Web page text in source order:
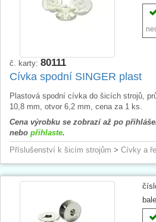
č. karty: 80111
Cívka spodní SINGER plast
Plastová spodní cívka do šicích strojů,
10,8 mm, otvor 6,2 mm, cena za 1 ks.
Cena výrobku se zobrazí až po
nebo přihlaste.
Příslušenství k šicím strojům > Cívky a